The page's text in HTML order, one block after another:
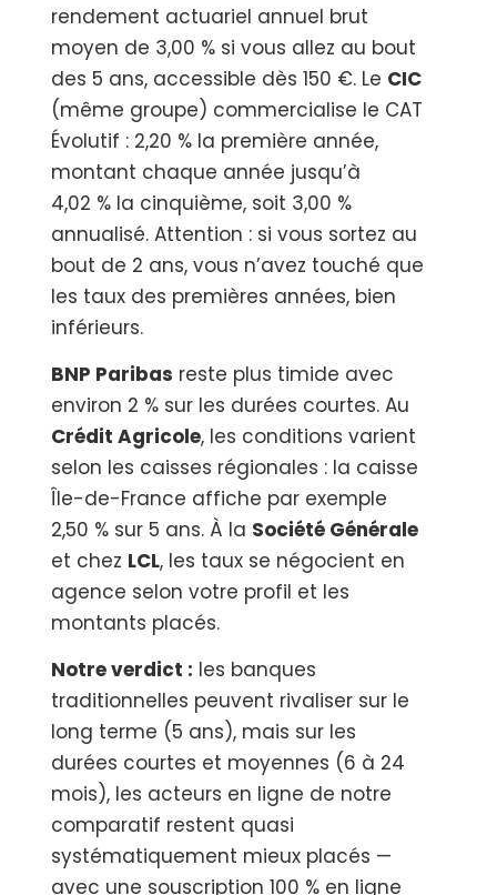
rendement actuariel annuel brut
moyen de 3,00 % si vous allez au bout
des 5 ans, accessible dès 150 €. Le CIC
(même groupe) commercialise le CAT
Évolutif : 2,20 % la première année,
montant chaque année jusqu’à
4,02 % la cinquième, soit 3,00 %
annualisé. Attention : si vous sortez au
bout de 2 ans, vous n’avez touché que
les taux des premières années, bien
inférieurs.
BNP Paribas reste plus timide avec
environ 2 % sur les durées courtes. Au
Crédit Agricole, les conditions varient
selon les caisses régionales : la caisse
Île-de-France affiche par exemple
2,50 % sur 5 ans. À la Société Générale
et chez LCL, les taux se négocient en
agence selon votre profil et les
montants placés.
Notre verdict : les banques
traditionnelles peuvent rivaliser sur le
long terme (5 ans), mais sur les
durées courtes et moyennes (6 à 24
mois), les acteurs en ligne de notre
comparatif restent quasi
systématiquement mieux placés —
avec une souscription 100 % en ligne